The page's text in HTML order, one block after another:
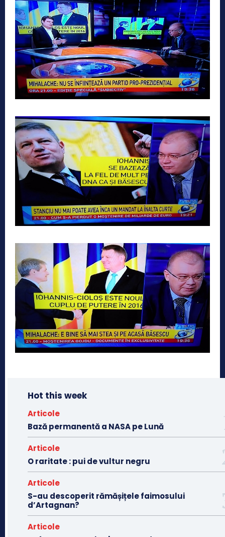
Hot this week
Articole
Bază permanentă a NASA pe Lună
Articole
O raritate : pui de vultur negru
Articole
S-au descoperit rămășițele faimosului
d’Artagnan?
Articole